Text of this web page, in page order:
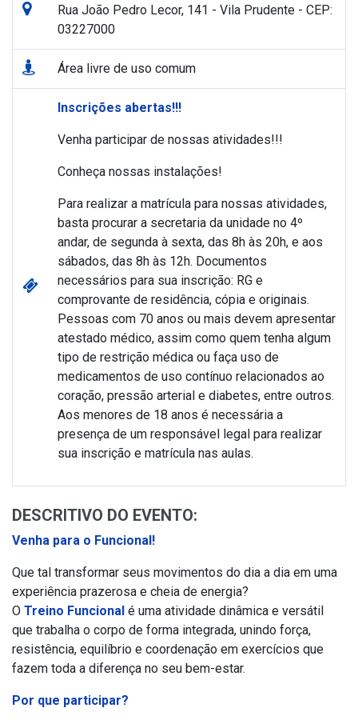
Rua João Pedro Lecor, 141 - Vila Prudente - CEP:
03227000
Área livre de uso comum
Inscrições abertas!!!
Venha participar de nossas atividades!!!
Conheça nossas instalações!
Para realizar a matrícula para nossas atividades,
basta procurar a secretaria da unidade no 4º
andar, de segunda à sexta, das 8h às 20h, e aos
sábados, das 8h às 12h. Documentos
necessários para sua inscrição: RG e
comprovante de residência, cópia e originais.
Pessoas com 70 anos ou mais devem apresentar
atestado médico, assim como quem tenha algum
tipo de restrição médica ou faça uso de
medicamentos de uso contínuo relacionados ao
coração, pressão arterial e diabetes, entre outros.
Aos menores de 18 anos é necessária a
presença de um responsável legal para realizar
sua inscrição e matrícula nas aulas.
DESCRITIVO DO EVENTO:
Venha para o Funcional!
Que tal transformar seus movimentos do dia a dia em uma
experiência prazerosa e cheia de energia?
O Treino Funcional é uma atividade dinâmica e versátil
que trabalha o corpo de forma integrada, unindo força,
resistência, equilíbrio e coordenação em exercícios que
fazem toda a diferença no seu bem-estar.
Por que participar?